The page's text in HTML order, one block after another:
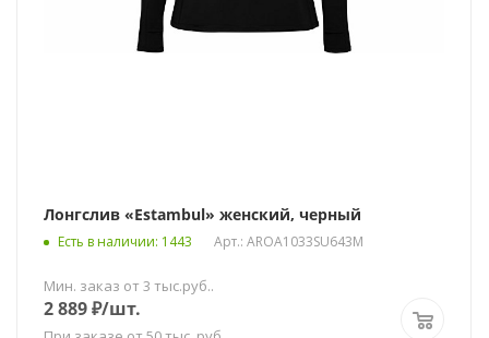
Лонгслив «Estambul» женский, черный
Есть в наличии: 1443 Арт.: AROA1033SU643M
Мин. заказ от 3 тыс.руб..
2 889₽/шт.